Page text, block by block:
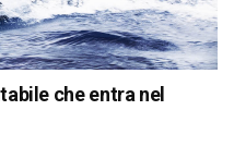
che entra nel